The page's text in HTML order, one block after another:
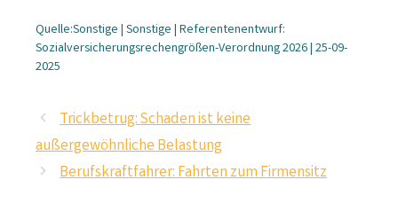
Quelle:Sonstige | Sonstige | Referentenentwurf:
Sozialversicherungsrechengrößen-Verordnung 2026 | 25-09-
2025
Trickbetrug: Schaden ist keine
außergewöhnliche Belastung
Berufskraftfahrer: Fahrten zum Firmensitz